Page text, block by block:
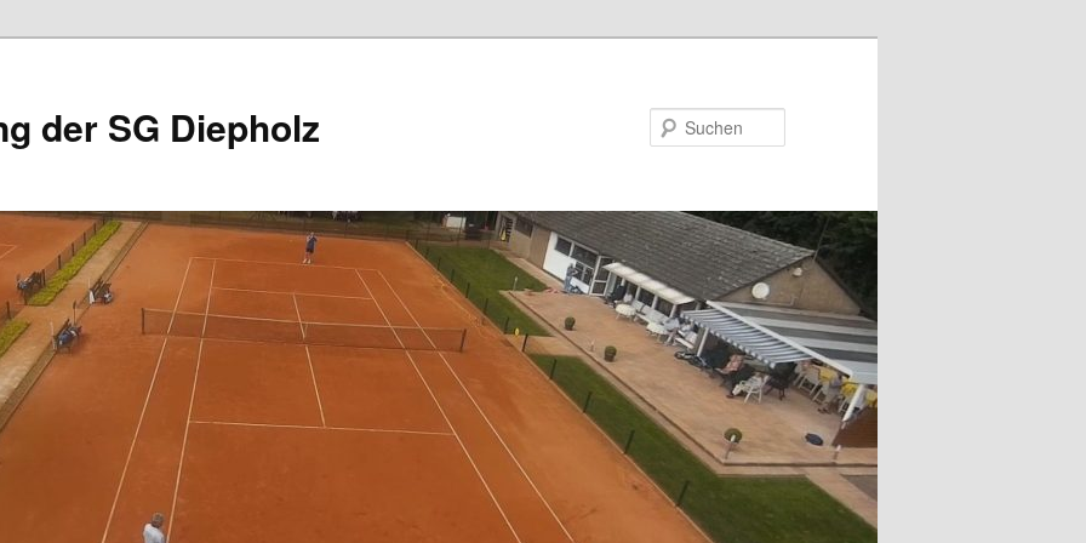
der SG Diepholz